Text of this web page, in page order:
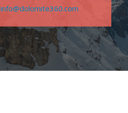
info@dolomite360.com